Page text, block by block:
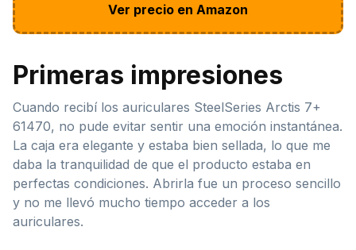
Ver precio en Amazon
Primeras impresiones
Cuando recibí los auriculares SteelSeries Arctis 7+
61470, no pude evitar sentir una emoción instantánea.
La caja era elegante y estaba bien sellada, lo que me
daba la tranquilidad de que el producto estaba en
perfectas condiciones. Abrirla fue un proceso sencillo
y no me llevó mucho tiempo acceder a los
auriculares.